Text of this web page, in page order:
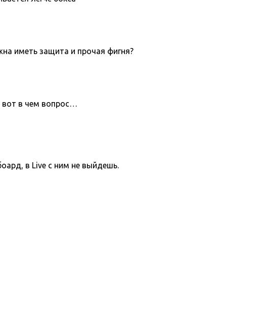
иметь защита и прочая фигня?
вот в чем вопрос…
в Live с ним не выйдешь.